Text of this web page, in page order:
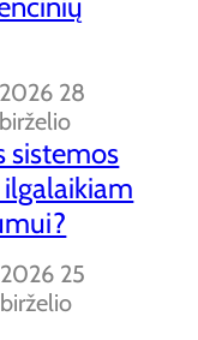
2026 28
birželio
sistemos
2026 25
birželio